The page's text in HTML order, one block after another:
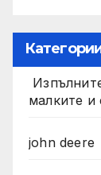
малките и
john deere